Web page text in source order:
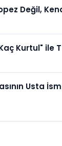
Değil,
Kurtul" ile
Usta